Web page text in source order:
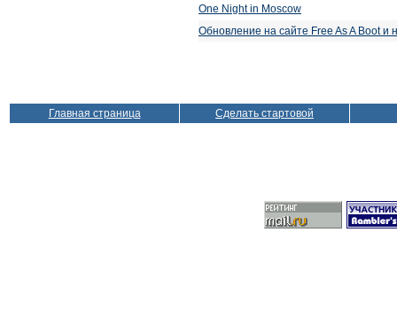
One Night in Moscow
Обновление на сайте Free As A Boot и
Главная страница Сделать стартовой